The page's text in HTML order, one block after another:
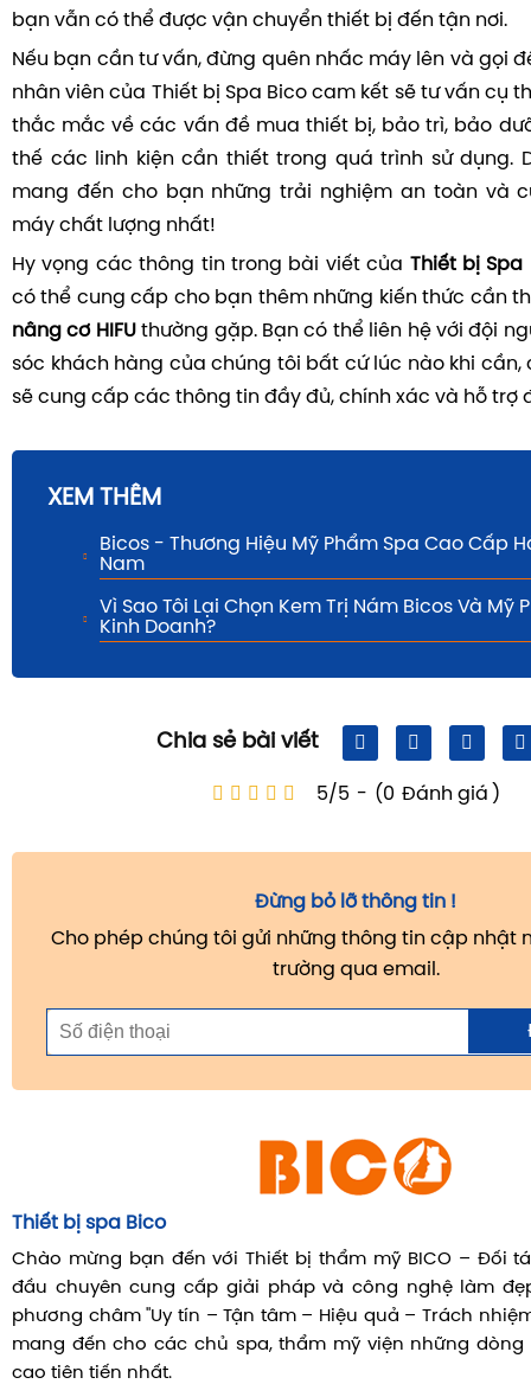
bạn vẫn có thể được vận chuyển thiết bị đến tận nơi.
Nếu bạn cần tư vấn, đừng quên nhấc máy lên và gọi
nhân viên của Thiết bị Spa Bico cam kết sẽ tư vấn cụ
thắc mắc về các vấn đề mua thiết bị, bảo trì, bảo
thế các linh kiện cần thiết trong quá trình sử dụng.
mang đến cho bạn những trải nghiệm an toàn và
máy chất lượng nhất!
Hy vọng các thông tin trong bài viết của Thiết bị Spa
có thể cung cấp cho bạn thêm những kiến thức cần
nâng cơ HIFUthường gặp. Bạn có thể liên hệ với đội
sóc khách hàng của chúng tôi bất cứ lúc nào khi cần,
sẽ cung cấp các thông tin đầy đủ, chính xác và hỗ trợ
XEM THÊM
Bicos - Thương Hiệu Mỹ Phẩm Spa Cao Cấp
Nam
Vì Sao Tôi Lại Chọn Kem Trị Nám Bicos Và Mỹ
Kinh Doanh?
Chia sẻ bài viết
5/5 - (0 Đánh giá )
Đừng bỏ lỡ thông tin !
Cho phép chúng tôi gửi những thông tin cập nhật
trường qua email.
Thiết bị spa Bico
Chào mừng bạn đến với Thiết bị thẩm mỹ BICO – Đối
đầu chuyên cung cấp giải pháp và công nghệ làm
phương châm "Uy tín – Tận tâm – Hiệu quả – Trách
mang đến cho các chủ spa, thẩm mỹ viện những
cao tiên tiến nhất.